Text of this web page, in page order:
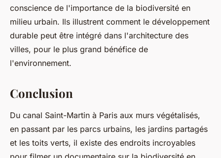
conscience de l'importance de la biodiversité en
milieu urbain. Ils illustrent comment le développement
durable peut être intégré dans l'architecture des
villes, pour le plus grand bénéfice de
l'environnement.
Conclusion
Du canal Saint-Martin à Paris aux murs végétalisés,
en passant par les parcs urbains, les jardins partagés
et les toits verts, il existe des endroits incroyables